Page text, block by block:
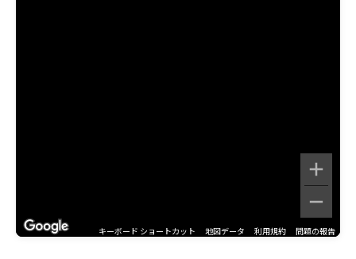
キーボード ショートカット 地図データ 利用規約 問題の報告